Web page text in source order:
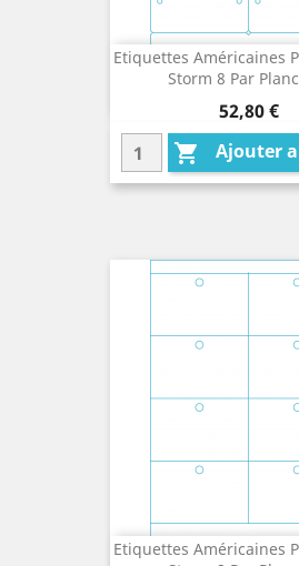
Etiquettes Américaines
Storm 8 Par
Prix
52,80 €
 Ajouter
Etiquettes Américaines